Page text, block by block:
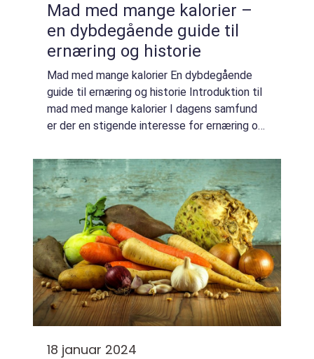
Mad med mange kalorier –
en dybdegående guide til
ernæring og historie
Mad med mange kalorier En dybdegående
guide til ernæring og historie Introduktion til
mad med mange kalorier I dagens samfund
er der en stigende interesse for ernæring og
vores sundhed og velvære. En af de mest ...
18 januar 2024